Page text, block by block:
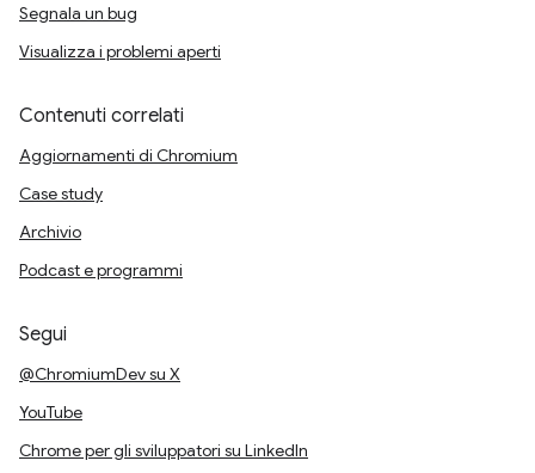
Segnala un bug
Visualizza i problemi aperti
Contenuti correlati
Aggiornamenti di Chromium
Case study
Archivio
Podcast e programmi
Segui
@ChromiumDev su X
YouTube
Chrome per gli sviluppatori su LinkedIn